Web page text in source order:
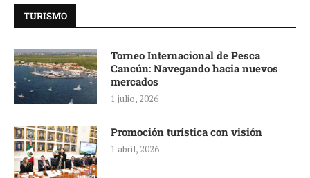
TURISMO
Torneo Internacional de Pesca
Cancún: Navegando hacia nuevos
mercados
1 julio, 2026
Promoción turística con visión
1 abril, 2026